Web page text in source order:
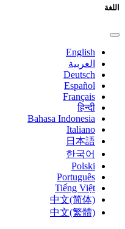
اللغة
English
العربية
Deutsch
Español
Français
हिन्दी
Bahasa Indonesia
Italiano
日本語
한국어
Polski
Português
Tiếng Việt
中文(简体)
中文(繁體)